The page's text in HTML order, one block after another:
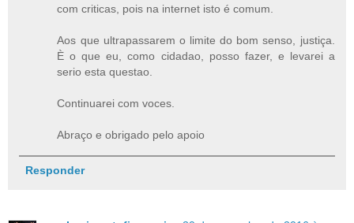
com criticas, pois na internet isto é comum.
Aos que ultrapassarem o limite do bom senso, justiça.
È o que eu, como cidadao, posso fazer, e levarei a
serio esta questao.
Continuarei com voces.
Abraço e obrigado pelo apoio
Responder